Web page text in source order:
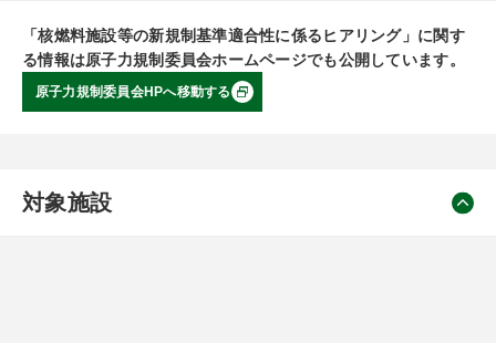
「核燃料施設等の新規制基準適合性に係るヒアリング」に関す
る情報は原子力規制委員会ホームページでも公開しています。
原子力規制委員会HPへ移動する
対象施設